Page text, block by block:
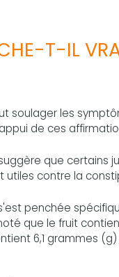
T-IL
soulager les
de ces
que certains
contre la
penchée
que le fruit
6,1 grammes